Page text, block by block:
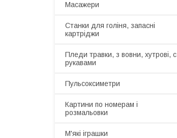
Масажери
Станки для голіня, запасні
картріджи
Пледи травки, з вовни, хутрові, с
рукавами
Пульсоксиметри
Картини по номерам і
розмальовки
М'які іграшки